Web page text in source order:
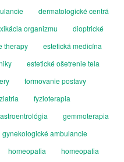
dermatologické centrá
organizmu
dioptrické
therapy
estetická medicína
estetické ošetrenie tela
formovanie postavy
fyzioterapia
gemmoterapia
gynekologické ambulancie
homeopatia
homeopatia